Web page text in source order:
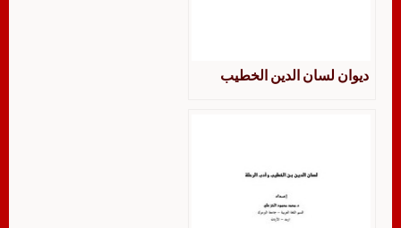
ديوان لسان الدين الخطيب